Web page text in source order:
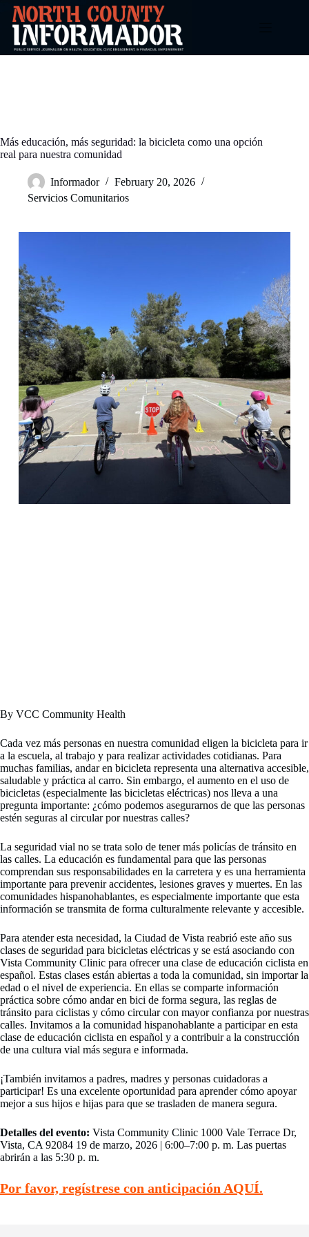
Skip
content
Más educación, más seguridad: la bicicleta como una opción
real para nuestra comunidad
Informador
February 20, 2026
Servicios Comunitarios
By VCC Community Health
Cada vez más personas en nuestra comunidad eligen la bicicleta para ir
a la escuela, al trabajo y para realizar actividades cotidianas. Para
muchas familias, andar en bicicleta representa una alternativa accesible,
saludable y práctica al carro. Sin embargo, el aumento en el uso de
bicicletas (especialmente las bicicletas eléctricas) nos lleva a una
pregunta importante: ¿cómo podemos asegurarnos de que las personas
estén seguras al circular por nuestras calles?
La seguridad vial no se trata solo de tener más policías de tránsito en
las calles. La educación es fundamental para que las personas
comprendan sus responsabilidades en la carretera y es una herramienta
importante para prevenir accidentes, lesiones graves y muertes. En las
comunidades hispanohablantes, es especialmente importante que esta
información se transmita de forma culturalmente relevante y accesible.
Para atender esta necesidad, la Ciudad de Vista reabrió este año sus
clases de seguridad para bicicletas eléctricas y se está asociando con
Vista Community Clinic para ofrecer una clase de educación ciclista en
español. Estas clases están abiertas a toda la comunidad, sin importar la
edad o el nivel de experiencia. En ellas se comparte información
práctica sobre cómo andar en bici de forma segura, las reglas de
tránsito para ciclistas y cómo circular con mayor confianza por nuestras
calles. Invitamos a la comunidad hispanohablante a participar en esta
clase de educación ciclista en español y a contribuir a la construcción
de una cultura vial más segura e informada.
¡También invitamos a padres, madres y personas cuidadoras a
participar! Es una excelente oportunidad para aprender cómo apoyar
mejor a sus hijos e hijas para que se trasladen de manera segura.
Detalles del evento: Vista Community Clinic 1000 Vale Terrace Dr,
Vista, CA 92084 19 de marzo, 2026 | 6:00–7:00 p. m. Las puertas
abrirán a las 5:30 p. m.
Por favor, regístrese con anticipación AQUÍ.